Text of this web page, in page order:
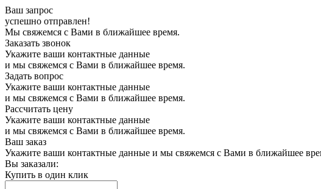
Ваш запрос
успешно отправлен!
Мы свяжемся с Вами в ближайшее время.
Заказать звонок
Укажите ваши контактные данные
и мы свяжемся с Вами в ближайшее время.
Задать вопрос
Укажите ваши контактные данные
и мы свяжемся с Вами в ближайшее время.
Рассчитать цену
Укажите ваши контактные данные
и мы свяжемся с Вами в ближайшее время.
Ваш заказ
Укажите ваши контактные данные и мы свяжемся с Вами в ближайшее
Вы заказали:
Купить в один клик